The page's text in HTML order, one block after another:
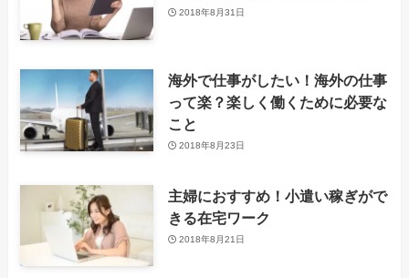
2018年8月31日
海外で仕事がしたい！海外の仕事
って楽？楽しく働くために必要な
こと
2018年8月23日
主婦におすすめ！小遣い稼ぎがで
きる在宅ワーク
2018年8月21日